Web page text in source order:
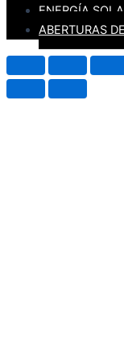
ENERGÍA
ABERTURAS